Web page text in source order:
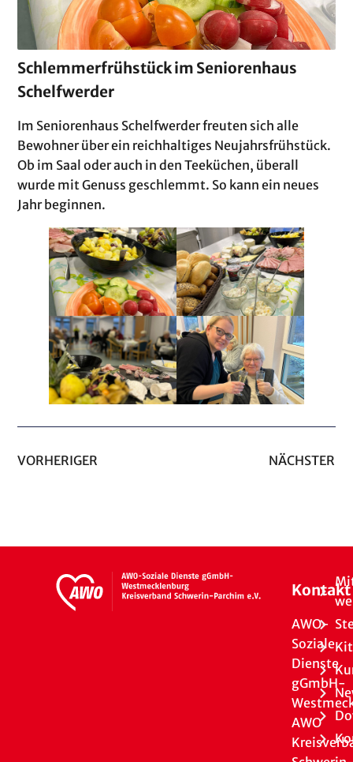
Schlemmerfrühstück im Seniorenhaus
Schelfwerder
Im Seniorenhaus Schelfwerder freuten sich alle
Bewohner über ein reichhaltiges Neujahrsfrühstück.
Ob im Saal oder auch in den Teeküchen, überall
wurde mit Genuss geschlemmt. So kann ein neues
Jahr beginnen.
VORHERIGER NÄCHSTER
Kontakt
AWO-
Soziale
Dienste
gGmbH-
AWO